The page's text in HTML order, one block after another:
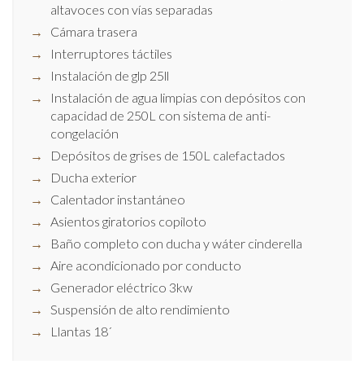
altavoces con vías separadas
Cámara trasera
Interruptores táctiles
Instalación de glp 25ll
Instalación de agua limpias con depósitos con
capacidad de 250L con sistema de anti-
congelación
Depósitos de grises de 150L calefactados
Ducha exterior
Calentador instantáneo
Asientos giratorios copiloto
Baño completo con ducha y wáter cinderella
Aire acondicionado por conducto
Generador eléctrico 3kw
Suspensión de alto rendimiento
Llantas 18´